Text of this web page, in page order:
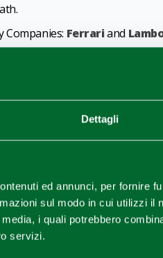
Dettagli
ed annunci, per fornire
sul modo in cui utilizzi
i quali potrebbero
servizi.
Ferrariand
0